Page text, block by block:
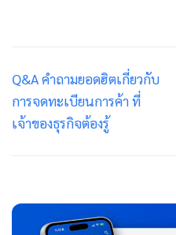
Q&A คำถามยอดฮิตเกี่ยวกับ
การจดทะเบียนการค้า ที่
เจ้าของธุรกิจต้องรู้